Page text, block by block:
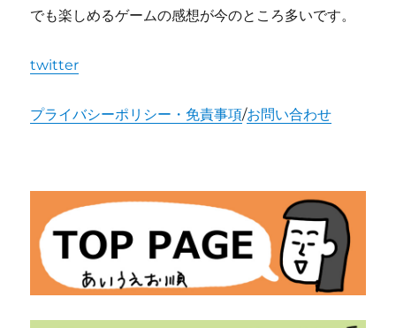
でも楽しめるゲームの感想が今のところ多いです。
twitter
プライバシーポリシー・免責事項/お問い合わせ